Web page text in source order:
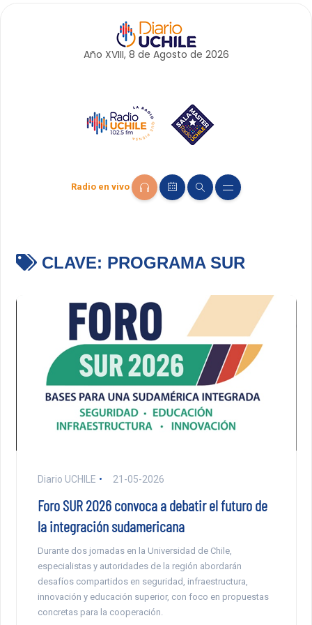
Año XVIII, 8 de Agosto de 2026
Radio en vivo
CLAVE: PROGRAMA SUR
Diario UCHILE 21-05-2026
Foro SUR 2026 convoca a debatir el futuro de
la integración sudamericana
Durante dos jornadas en la Universidad de Chile,
especialistas y autoridades de la región abordarán
desafíos compartidos en seguridad, infraestructura,
innovación y educación superior, con foco en propuestas
concretas para la cooperación.